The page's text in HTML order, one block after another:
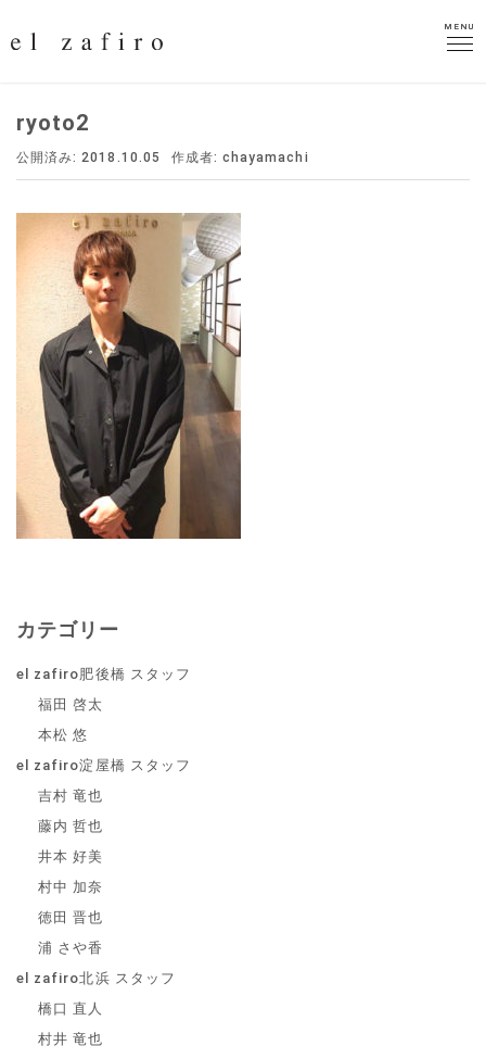
MENU
MENU
ryoto2
公開済み: 2018.10.05 作成者:chayamachi
カテゴリー
el zafiro肥後橋 スタッフ
福田 啓太
本松 悠
el zafiro淀屋橋 スタッフ
吉村 竜也
藤内 哲也
井本 好美
村中 加奈
徳田 晋也
浦 さや香
el zafiro北浜 スタッフ
橋口 直人
村井 竜也